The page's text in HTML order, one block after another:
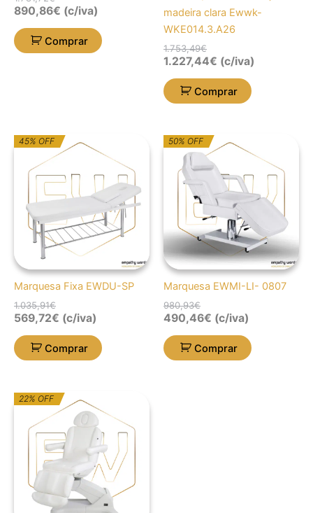
890,86€ (c/iva)
Comprar
madeira clara Ewwk-
WKE014.3.A26
1.753,49€
1.227,44€ (c/iva)
Comprar
45% OFF
Marquesa Fixa EWDU-SP
1.035,91€
O
preço
era:
1.035,91€.
O
preço
é:
569,72€.
569,72€ (c/iva)
Comprar
50% OFF
Marquesa EWMI-LI- 0807
980,93€
O
preço
original
era:
980,93€.
O
preço
atual
é:
490,46€.
490,46€ (c/iva)
Comprar
22% OFF O
preço
original
era:
2.708,46€.
O
preço
atual
é:
2.116,13€.